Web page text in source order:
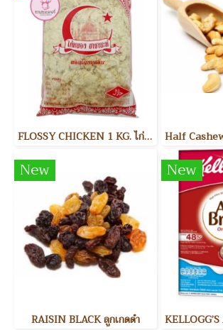
FLOSSY CHICKEN 1 KG. ไก่หยอง
New
RAISIN BLACK ลูกเกดดำ
New